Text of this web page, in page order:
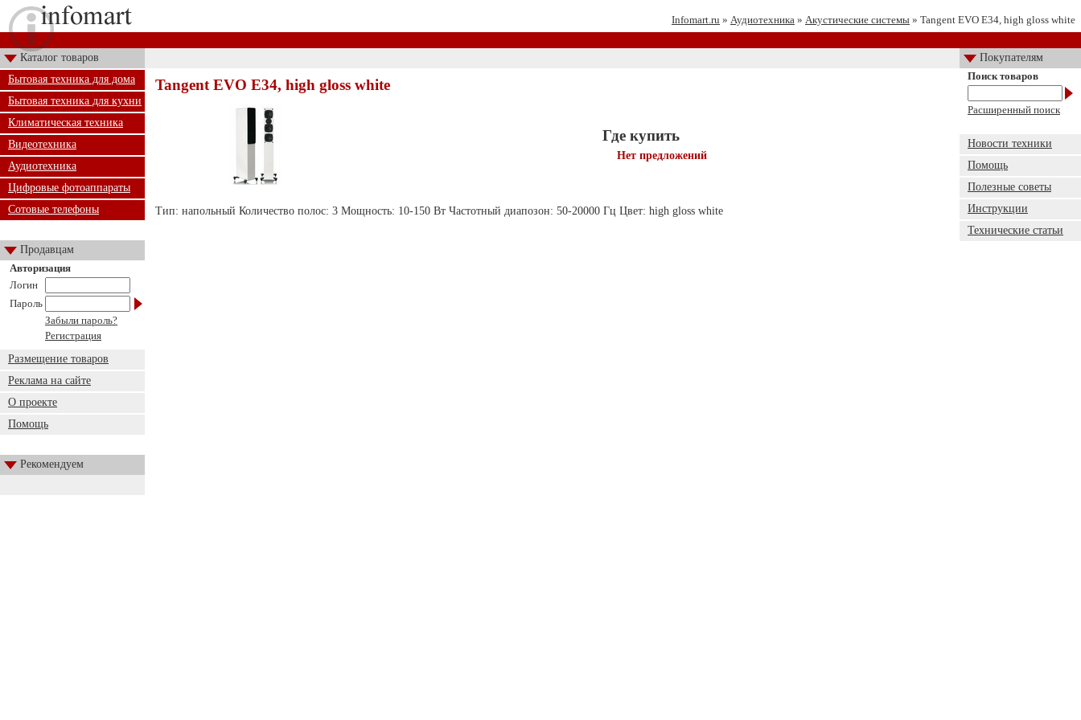
Infomart.ru » Аудиотехника » Акустические системы » Tangent EVO E34, high gloss white
Каталог товаров
Покупателям
Бытовая техника для дома
Бытовая техника для кухни
Климатическая техника
Видеотехника
Аудиотехника
Цифровые фотоаппараты
Сотовые телефоны
Продавцам
Авторизация
Логин
Пароль
Забыли пароль?
Регистрация
Размещение товаров
Реклама на сайте
О проекте
Помощь
Рекомендуем
Tangent EVO E34, high gloss white
Где купить
Нет предложений
Тип: напольный Количество полос: 3 Мощность: 10-150 Вт Частотный диапозон: 50-20000 Гц Цвет: high gloss white
Поиск товаров
Расширенный поиск
Новости техники
Помощь
Полезные советы
Инструкции
Технические статьи